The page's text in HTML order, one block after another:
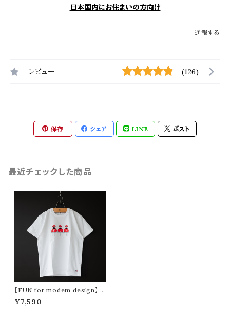
日本国内にお住まいの方向け
通報する
レビュー (126)
保存 シェア LINE ポスト
最近チェックした商品
【FUN for modem design】 h
¥7,590